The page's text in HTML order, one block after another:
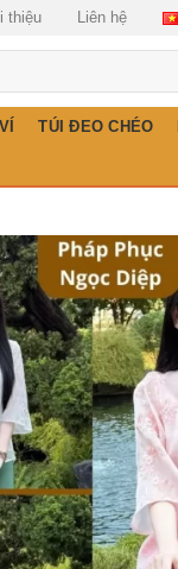
thiệu Liên hệ
TÚI ĐEO CHÉO